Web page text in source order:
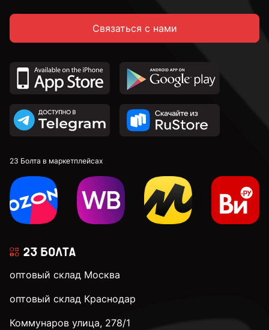
Связаться с нами
23 Болта в маркетплейсах
оптовый склад Москва
оптовый склад Краснодар
Коммунаров улица, 278/1